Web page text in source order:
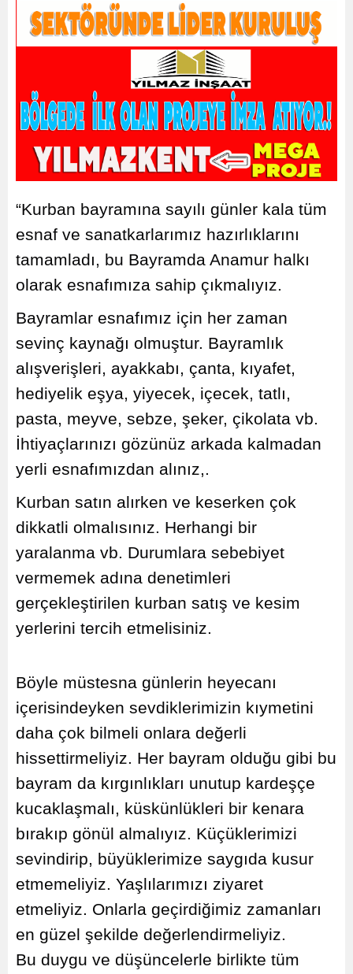
“Kurban bayramına sayılı günler kala tüm
esnaf ve sanatkarlarımız hazırlıklarını
tamamladı, bu Bayramda Anamur halkı
olarak esnafımıza sahip çıkmalıyız.
Bayramlar esnafımız için her zaman
sevinç kaynağı olmuştur. Bayramlık
alışverişleri, ayakkabı, çanta, kıyafet,
hediyelik eşya, yiyecek, içecek, tatlı,
pasta, meyve, sebze, şeker, çikolata vb.
İhtiyaçlarınızı gözünüz arkada kalmadan
yerli esnafımızdan alınız,.
Kurban satın alırken ve keserken çok
dikkatli olmalısınız. Herhangi bir
yaralanma vb. Durumlara sebebiyet
vermemek adına denetimleri
gerçekleştirilen kurban satış ve kesim
yerlerini tercih etmelisiniz.
Böyle müstesna günlerin heyecanı
içerisindeyken sevdiklerimizin kıymetini
daha çok bilmeli onlara değerli
hissettirmeliyiz. Her bayram olduğu gibi bu
bayram da kırgınlıkları unutup kardeşçe
kucaklaşmalı, küskünlükleri bir kenara
bırakıp gönül almalıyız. Küçüklerimizi
sevindirip, büyüklerimize saygıda kusur
etmemeliyiz. Yaşlılarımızı ziyaret
etmeliyiz. Onlarla geçirdiğimiz zamanları
en güzel şekilde değerlendirmeliyiz.
Bu duygu ve düşüncelerle birlikte tüm